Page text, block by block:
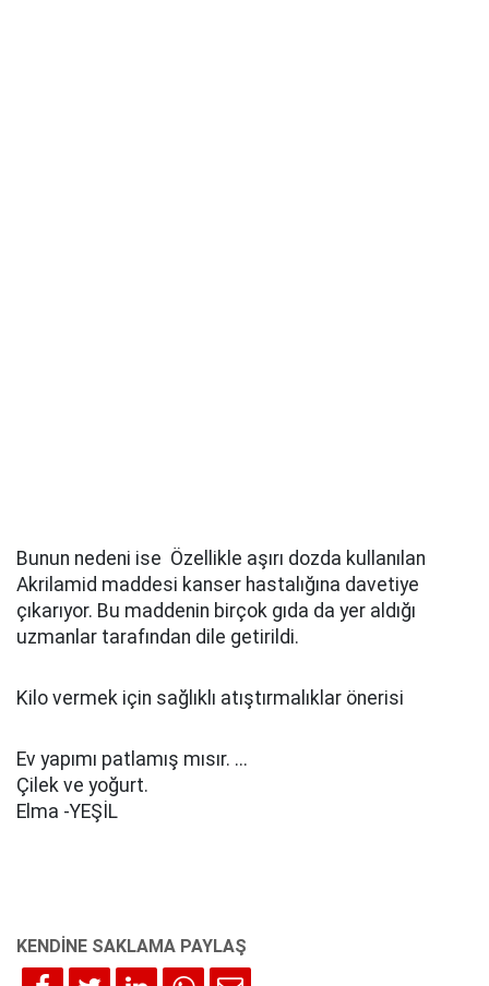
Bunun nedeni ise Özellikle aşırı dozda kullanılan
Akrilamid maddesi kanser hastalığına davetiye
çıkarıyor. Bu maddenin birçok gıda da yer aldığı
uzmanlar tarafından dile getirildi.
Kilo vermek için sağlıklı atıştırmalıklar önerisi
Ev yapımı patlamış mısır. ...
Çilek ve yoğurt.
Elma -YEŞİL